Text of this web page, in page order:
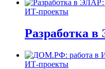
ИТ-проекты
Разработка
ИТ-проекты